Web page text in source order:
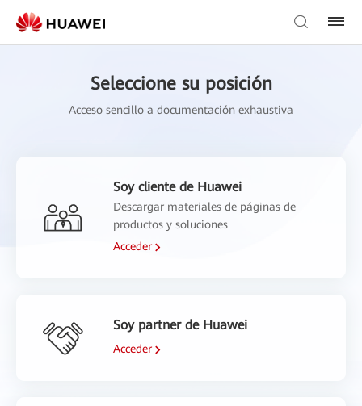
Seleccione su posición
Acceso sencillo a documentación exhaustiva
Soy cliente de Huawei
Descargar materiales de páginas de
productos y soluciones
Acceder
Soy partner de Huawei
Acceder